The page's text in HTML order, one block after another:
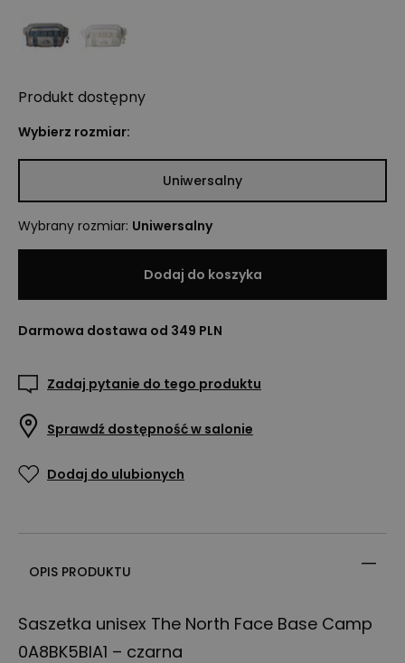
Produkt dostępny
Wybierz rozmiar:
Uniwersalny
Wybrany rozmiar: Uniwersalny
Dodaj do koszyka
Darmowa dostawa od 349 PLN
Zadaj pytanie do tego produktu
Sprawdź dostępność w salonie
Dodaj do ulubionych
OPIS PRODUKTU
Saszetka unisex The North Face Base Camp
0A8BK5BIA1 – czarna